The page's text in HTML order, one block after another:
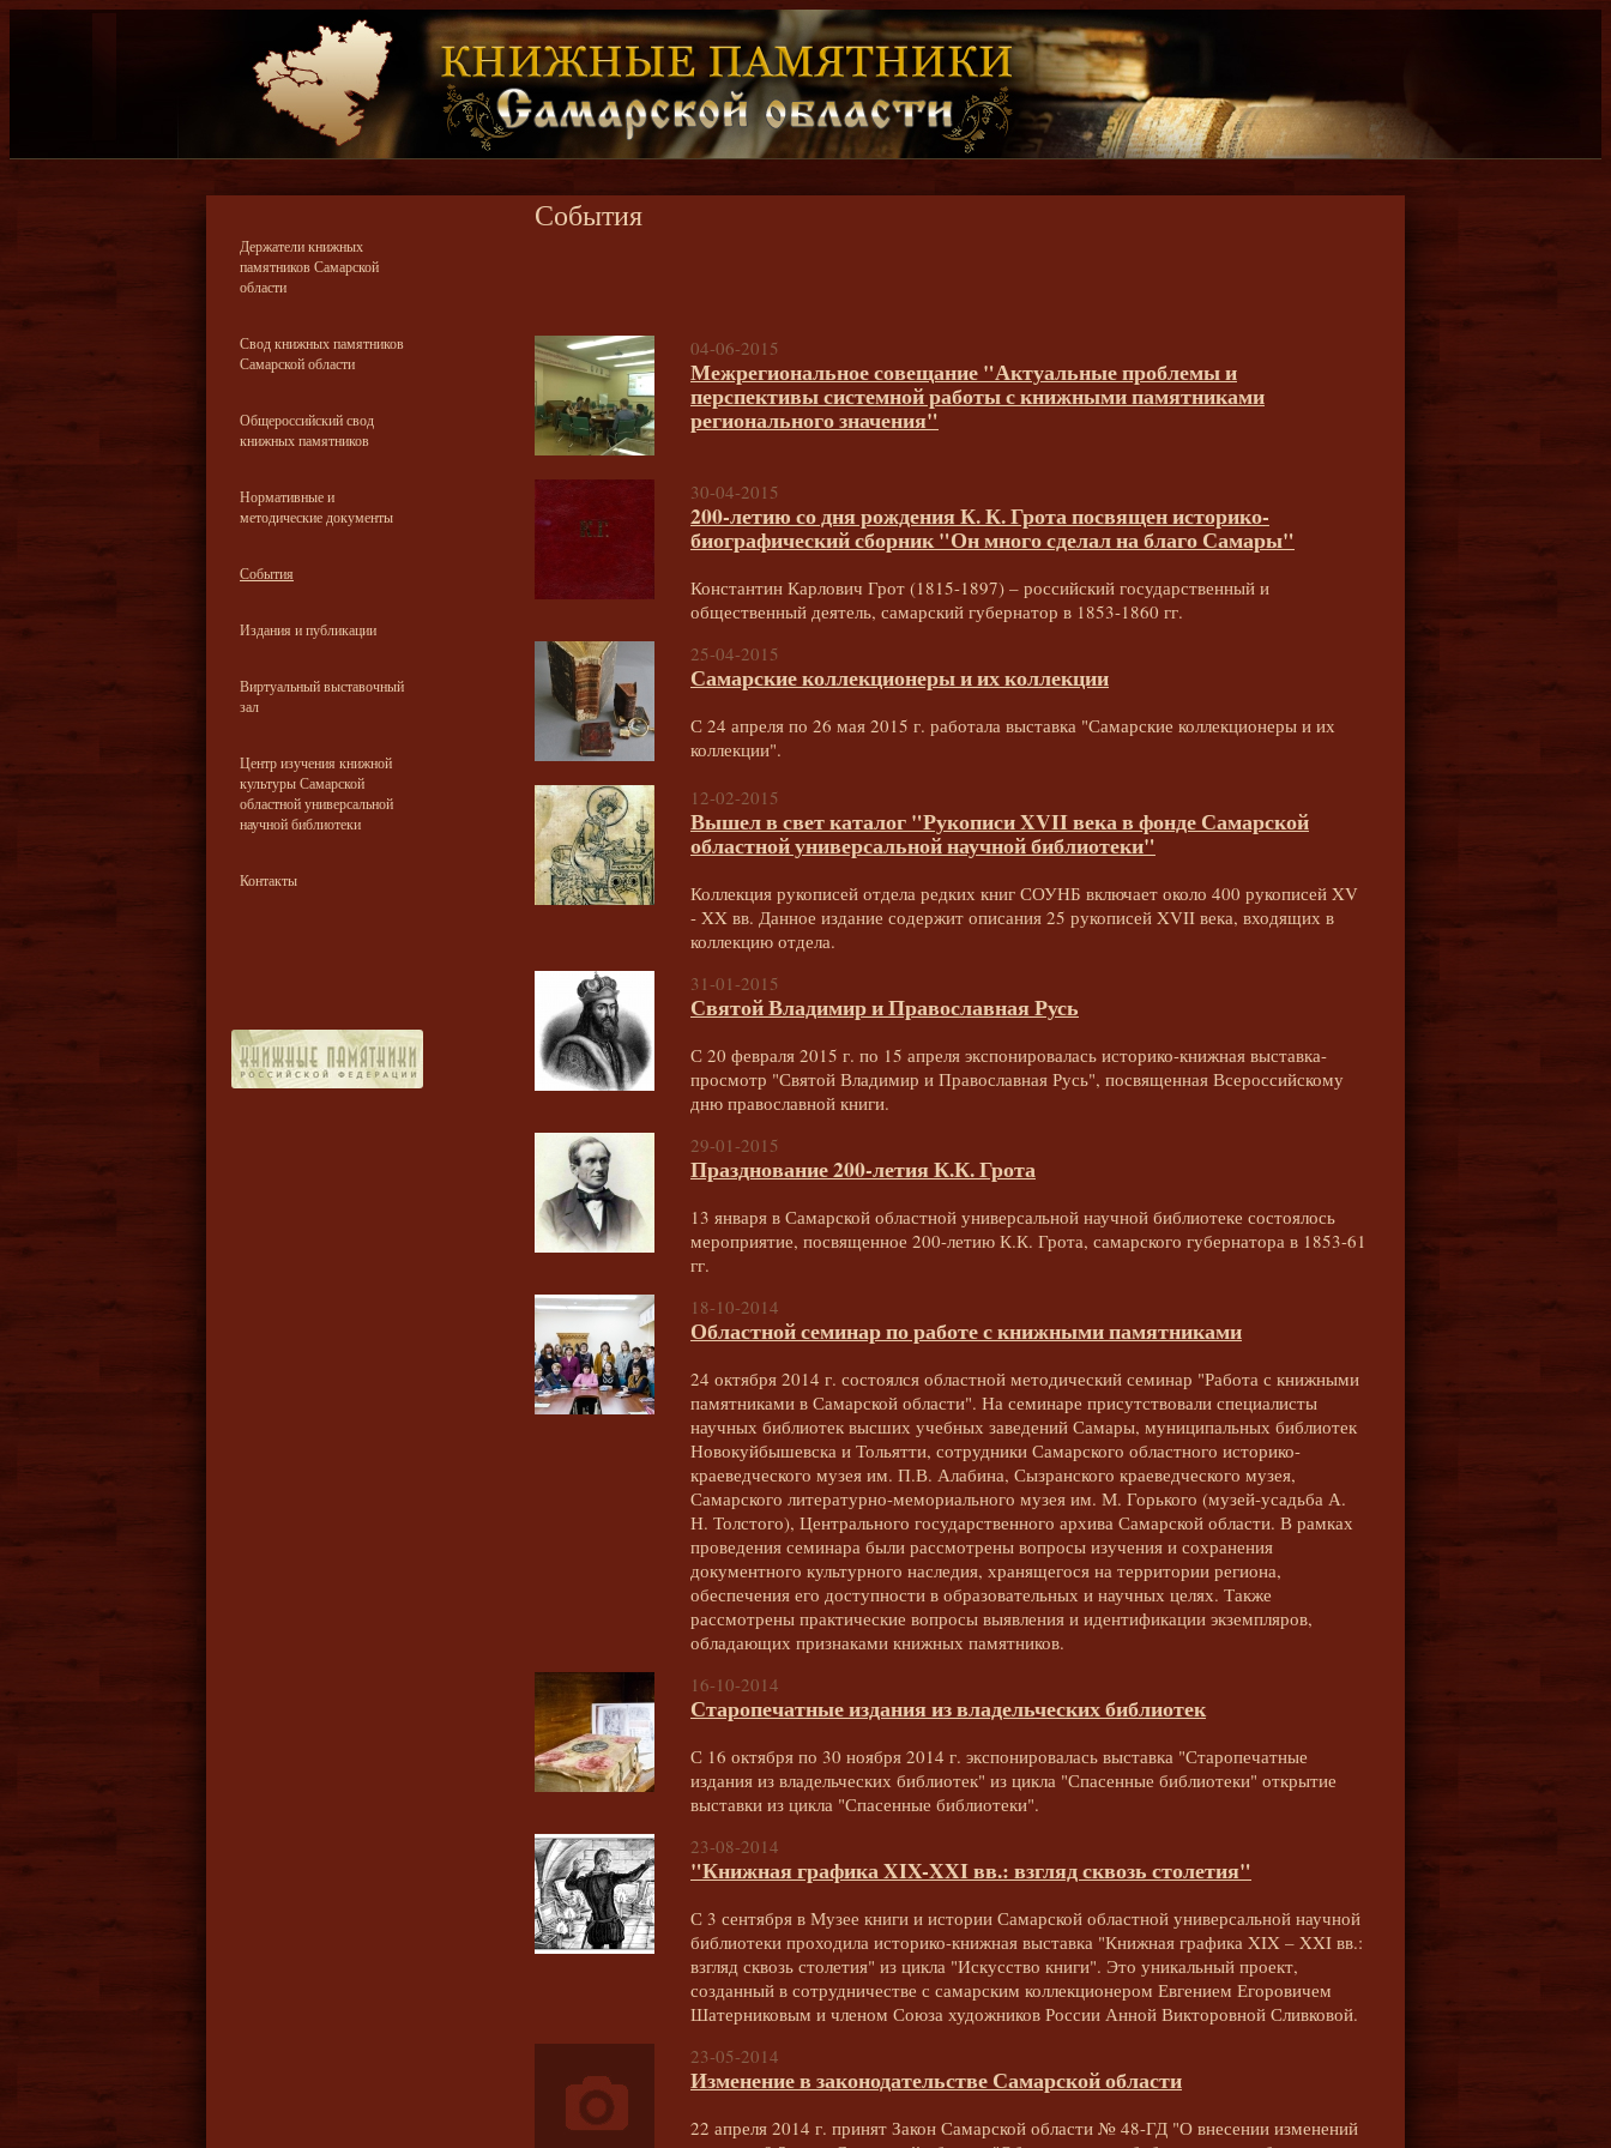
Держатели книжных
памятников Самарской
области
Свод книжных памятников
Самарской области
Общероссийский свод
книжных памятников
Нормативные и
методические документы
События
Издания и публикации
Виртуальный выставочный
зал
Центр изучения книжной
культуры Самарской
областной универсальной
научной библиотеки
Контакты
События
04-06-2015
Межрегиональное совещание "Актуальные проблемы и
перспективы системной работы с книжными памятниками
регионального значения"
30-04-2015
200-летию со дня рождения К. К. Грота посвящен историко-
биографический сборник "Он много сделал на благо Самары"
Константин Карлович Грот (1815-1897) – российский государственный и
общественный деятель, самарский губернатор в 1853-1860 гг.
25-04-2015
Самарские коллекционеры и их коллекции
С 24 апреля по 26 мая 2015 г. работала выставка "Самарские коллекционеры и их
коллекции".
12-02-2015
Вышел в свет каталог "Рукописи XVII века в фонде Самарской
областной универсальной научной библиотеки"
Коллекция рукописей отдела редких книг СОУНБ включает около 400 рукописей XV
- XX вв. Данное издание содержит описания 25 рукописей XVII века, входящих в
коллекцию отдела.
31-01-2015
Святой Владимир и Православная Русь
С 20 февраля 2015 г. по 15 апреля экспонировалась историко-книжная выставка-
просмотр "Святой Владимир и Православная Русь", посвященная Всероссийскому
дню православной книги.
29-01-2015
Празднование 200-летия К.К. Грота
13 января в Самарской областной универсальной научной библиотеке состоялось
мероприятие, посвященное 200-летию К.К. Грота, самарского губернатора в 1853-61
гг.
18-10-2014
Областной семинар по работе с книжными памятниками
24 октября 2014 г. состоялся областной методический семинар "Работа с книжными
памятниками в Самарской области". На семинаре присутствовали специалисты
научных библиотек высших учебных заведений Самары, муниципальных библиотек
Новокуйбышевска и Тольятти, сотрудники Самарского областного историко-
краеведческого музея им. П.В. Алабина, Сызранского краеведческого музея,
Самарского литературно-мемориального музея им. М. Горького (музей-усадьба А.
Н. Толстого), Центрального государственного архива Самарской области. В рамках
проведения семинара были рассмотрены вопросы изучения и сохранения
документного культурного наследия, хранящегося на территории региона,
обеспечения его доступности в образовательных и научных целях. Также
рассмотрены практические вопросы выявления и идентификации экземпляров,
обладающих признаками книжных памятников.
16-10-2014
Старопечатные издания из владельческих библиотек
С 16 октября по 30 ноября 2014 г. экспонировалась выставка "Старопечатные
издания из владельческих библиотек" из цикла "Спасенные библиотеки" открытие
выставки из цикла "Спасенные библиотеки".
23-08-2014
"Книжная графика XIX-XXI вв.: взгляд сквозь столетия"
С 3 сентября в Музее книги и истории Самарской областной универсальной научной
библиотеки проходила историко-книжная выставка "Книжная графика XIX – XXI вв.:
взгляд сквозь столетия" из цикла "Искусство книги". Это уникальный проект,
созданный в сотрудничестве с самарским коллекционером Евгением Егоровичем
Шатерниковым и членом Союза художников России Анной Викторовной Сливковой.
23-05-2014
Изменение в законодательстве Самарской области
22 апреля 2014 г. принят Закон Самарской области № 48-ГД "О внесении изменений